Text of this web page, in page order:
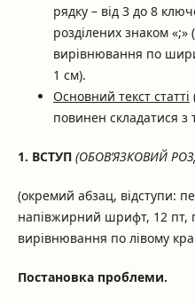
рядку – від 3 до 8
розділених знаком
вирівнювання по
1 см).
Основний текст статті
повинен складатися з
1. ВСТУП (ОБОВ’ЯЗКОВИЙ
(окремий абзац, відступи:
напівжирний шрифт, 12 пт,
вирівнювання по лівому
Постановка проблеми.